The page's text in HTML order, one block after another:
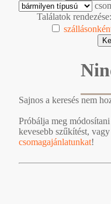
Találatok rendezése:
Sajnos a keresés nem
Próbálja meg
kevesebb szűkítést, vagy
csomagajánlatunkat!